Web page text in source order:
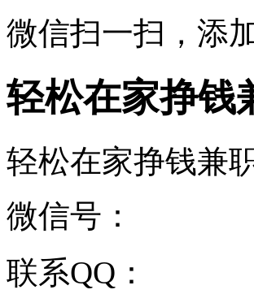
微信扫一扫，添
轻松在家挣钱
轻松在家挣钱兼
微信号：
联系QQ：